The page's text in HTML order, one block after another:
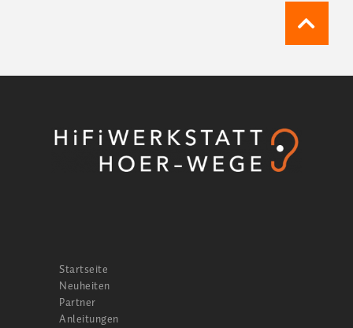
Startseite
Neuheiten
Partner
Anleitungen